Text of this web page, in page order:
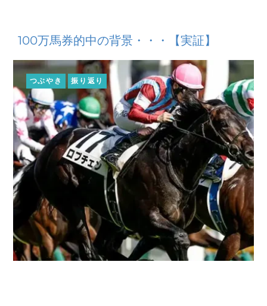
100万馬券的中の背景・・・【実証】
つぶやき 振り返り